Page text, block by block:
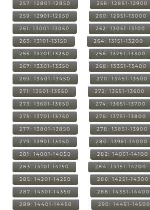
257: 12801-12850 258: 12851-12900
259: 12901-12950 260: 12951-13000
261: 13001-13050 262: 13051-13100
263: 13101-13150 264: 13151-13200
265: 13201-13250 266: 13251-13300
267: 13301-13350 268: 13351-13400
269: 13401-13450 270: 13451-13500
271: 13501-13550 272: 13551-13600
273: 13601-13650 274: 13651-13700
275: 13701-13750 276: 13751-13800
277: 13801-13850 278: 13851-13900
279: 13901-13950 280: 13951-14000
281: 14001-14050 282: 14051-14100
283: 14101-14150 284: 14151-14200
285: 14201-14250 286: 14251-14300
287: 14301-14350 288: 14351-14400
289: 14401-14450 290: 14451-14500